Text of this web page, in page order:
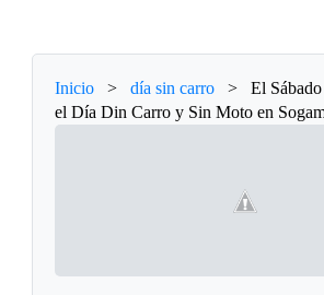
Inicio > día sin carro >
El
el Día Din Carro y Sin Moto en